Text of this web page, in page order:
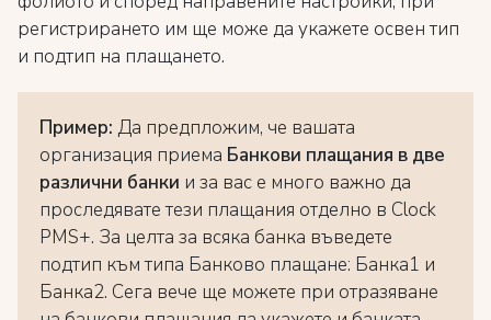
регистрирането им ще може да укажете освен тип
и подтип на плащането.
Пример: Да предпложим, че вашата
организация приема Банкови плащания в две
различни банки и за вас е много важно да
проследявате тези плащания отделно в Clock
PMS+. За целта за всяка банка въведете
подтип към типа Банково плащане: Банка1 и
Банка2. Сега вече ще можете при отразяване